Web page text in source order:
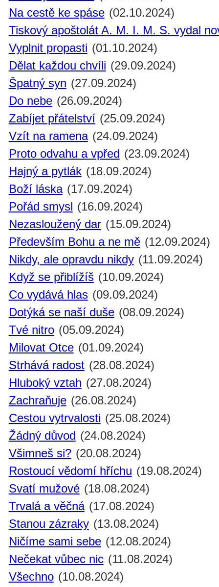
Na cestě ke spáse (02.10.2024)
Tiskový apoštolát A. M. I. M. S. vydal
Vyplnit propasti (01.10.2024)
Dělat každou chvíli (29.09.2024)
Špatný syn (27.09.2024)
Do nebe (26.09.2024)
Zabíjet přátelství (25.09.2024)
Vzít na ramena (24.09.2024)
Proto odvahu a vpřed (23.09.2024)
Hajný a pytlák (18.09.2024)
Boží láska (17.09.2024)
Pořád smysl (16.09.2024)
Nezasloužený dar (15.09.2024)
Především Bohu a ne mě (12.09.2024)
Nikdy, ale opravdu nikdy (11.09.2024)
Když se přiblížíš (10.09.2024)
Co vydává hlas (09.09.2024)
Dotýká se naší duše (08.09.2024)
Tvé nitro (05.09.2024)
Milovat Otce (01.09.2024)
Strhává radost (28.08.2024)
Hluboký vztah (27.08.2024)
Zachraňuje (26.08.2024)
Cestou vytrvalosti (25.08.2024)
Žádný důvod (24.08.2024)
Všimneš si? (20.08.2024)
Rostoucí vědomí hříchu (19.08.2024)
Svatí mužové (18.08.2024)
Trvalá a věčná (17.08.2024)
Stanou zázraky (13.08.2024)
Ničíme sami sebe (12.08.2024)
Nečekat vůbec nic (11.08.2024)
Všechno (10.08.2024)